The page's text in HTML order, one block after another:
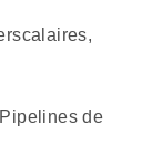
Pipelines de